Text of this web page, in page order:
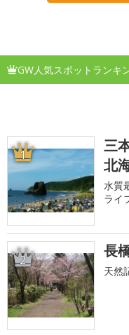
GW人気スポットランキ
1
三
北
水質
ライ
2 長
天然